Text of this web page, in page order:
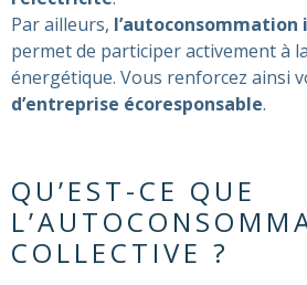
Par ailleurs, l’autoconsommation
permet de participer activement à
énergétique. Vous renforcez ainsi
d’entreprise écoresponsable.
QU’EST-CE QUE
COLLECTIVE ?